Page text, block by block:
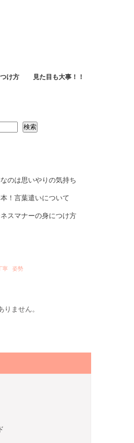
け方 見た目も大事！！
検索
のは思いやりの気持ち
！言葉遣いについて
スマナーの身につけ方
寧 姿勢
ません。